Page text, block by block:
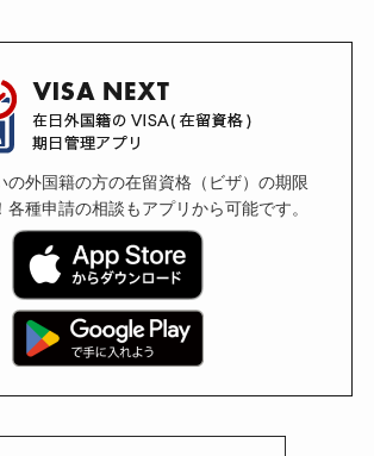
の外国籍の方の在留資格（ビザ）の期限
各種申請の相談もアプリから可能です。